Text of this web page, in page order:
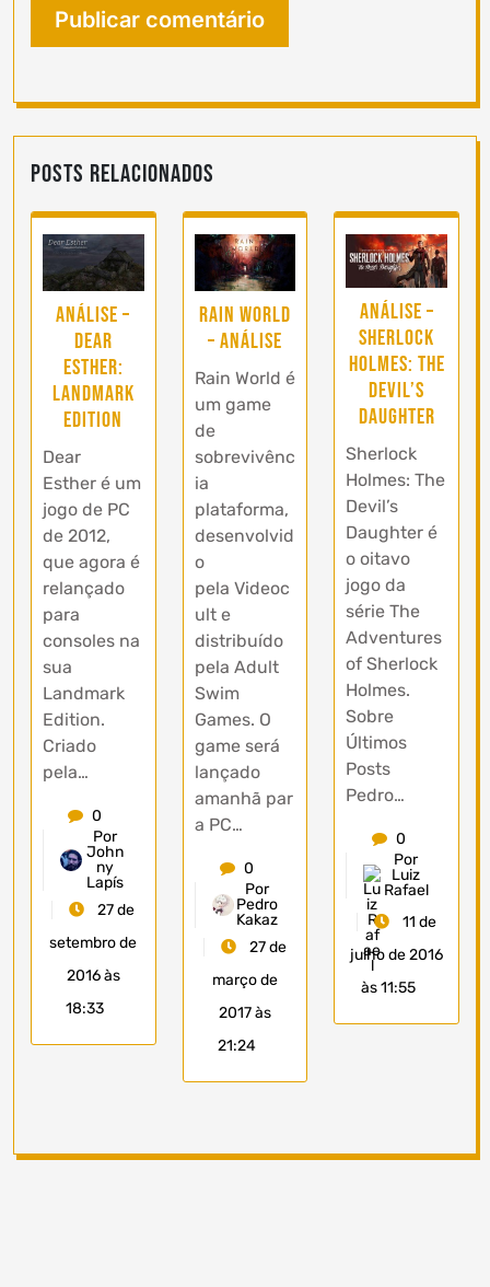
Posts Relacionados
Análise –
Dear
Esther:
Landmark
Edition
Dear
Esther é um
jogo de PC
de 2012,
que agora é
relançado
para
consoles na
sua
Landmark
Edition.
Criado
pela…
0
Por
John
ny
Lapís
27 de
setembro de
2016 às
18:33
Rain World
– Análise
Rain World é
um game
de
sobrevivênc
ia
plataforma,
desenvolvid
o
pela Videoc
ult e
distribuído
pela Adult
Swim
Games. O
game será
lançado
amanhã par
a PC…
0
Por
Pedro
Kakaz
27 de
março de
2017 às
21:24
Análise –
Sherlock
Holmes: The
Devil’s
Daughter
Sherlock
Holmes: The
Devil’s
Daughter é
o oitavo
jogo da
série The
Adventures
of Sherlock
Holmes.
Sobre
Últimos
Posts
Pedro…
0
Por
Luiz
Rafael
11 de
julho de 2016
às 11:55